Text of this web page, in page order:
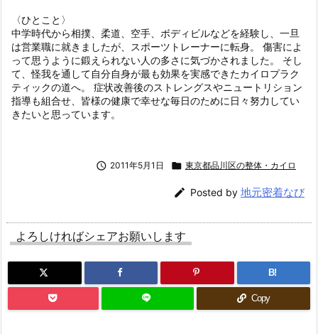
〈ひとこと〉
中学時代から相撲、柔道、空手、ボディビルなどを経験し、一旦
は営業職に就きましたが、スポーツトレーナーに転身。 傷害によ
って思うように鍛えられない人の多さに気づかされました。 そし
て、怪我を通して自分自身が最も効果を実感できたカイロプラク
ティックの道へ。 症状改善後のストレングスやニュートリション
指導も組合せ、皆様の健康で幸せな毎日のために日々努力してい
きたいと思っています。
 2011年5月1日  東京都品川区の整体・カイロ
 Posted by 地元密着なび
よろしければシェアお願いします
B!
Copy